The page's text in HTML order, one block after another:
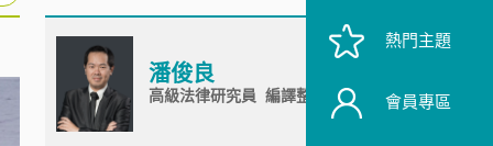
潘俊良
高級法律研究員 編譯整理
熱門主題
會員專區